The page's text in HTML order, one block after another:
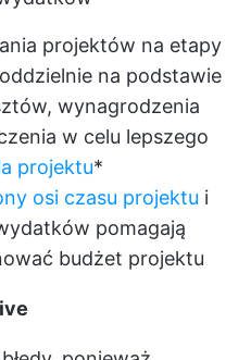
projektów na etapy
na podstawie
wynagrodzenia
w celu lepszego
projektu*
osi czasu projektu i
pomagają
budżet projektu